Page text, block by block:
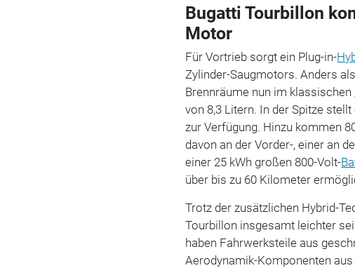
Bugatti Tourbillon
Motor
Für Vortrieb sorgt ein Plug-in-
Zylinder-Saugmotors. Anders
Brennräume nun im klassischen
von 8,3 Litern. In der Spitze
zur Verfügung. Hinzu kommen
davon an der Vorder-, einer an
einer 25 kWh großen 800-Volt-
über bis zu 60 Kilometer
Trotz der zusätzlichen Hybrid-
Tourbillon insgesamt leichter
haben Fahrwerksteile aus
Aerodynamik-Komponenten